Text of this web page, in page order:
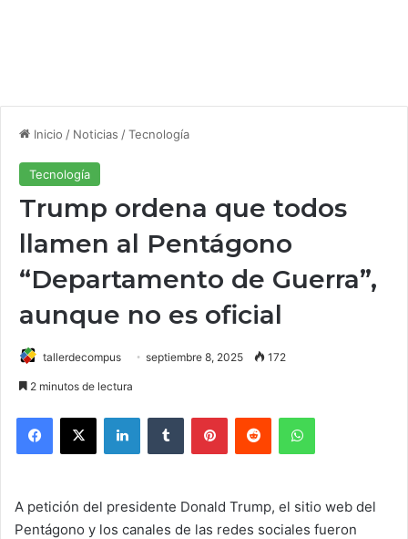
Inicio / Noticias /Tecnología
Tecnología
Trump ordena que todos
llamen al Pentágono
“Departamento de Guerra”,
aunque no es oficial
tallerdecompus septiembre 8, 2025 172
2 minutos de lectura
A petición del presidente Donald Trump, el sitio web del
Pentágono y los canales de las redes sociales fueron